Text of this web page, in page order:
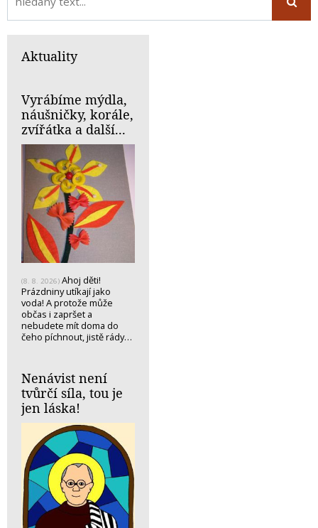
Aktuality
Vyrábíme mýdla,
náušničky, korále,
zvířátka a další...
(8. 8. 2026) Ahoj děti!
Prázdniny utíkají jako
voda! A protože může
občas i zapršet a
nebudete mít doma do
čeho píchnout, jistě rády…
Nenávist není
tvůrčí síla, tou je
jen láska!